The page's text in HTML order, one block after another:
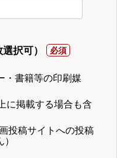
択可）
・書籍等の印刷媒
に掲載する場合も含
投稿サイトへの投稿